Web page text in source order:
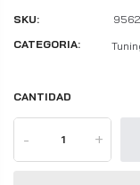
SKU:
CATEGORIA:
CANTIDAD
- +